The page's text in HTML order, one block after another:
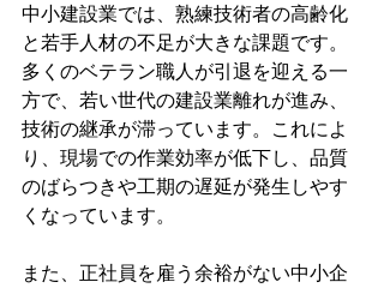
中小建設業では、熟練技術者の高齢化
と若手人材の不足が大きな課題です。
多くのベテラン職人が引退を迎える一
方で、若い世代の建設業離れが進み、
技術の継承が滞っています。これによ
り、現場での作業効率が低下し、品質
のばらつきや工期の遅延が発生しやす
くなっています。
また、正社員を雇う余裕がない中小企